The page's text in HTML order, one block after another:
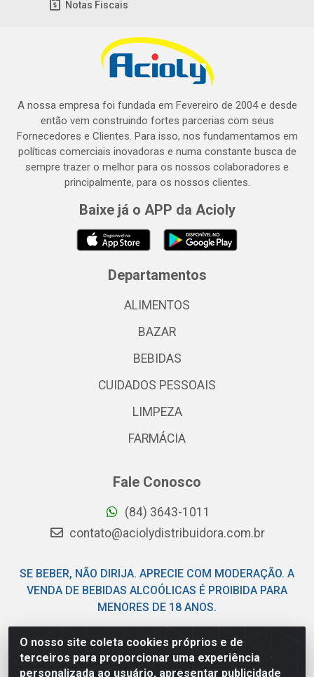
O nosso site coleta cookies próprios e de
terceiros para proporcionar uma experiência
personalizada ao usuário, apresentar publicidade
Notas Fiscais
A nossa empresa foi fundada em Fevereiro de 2004 e desde
então vem construindo fortes parcerias com seus
Fornecedores e Clientes. Para isso, nos fundamentamos em
políticas comerciais inovadoras e numa constante busca de
sempre trazer o melhor para os nossos colaboradores e
principalmente, para os nossos clientes.
Baixe já o APP da Acioly
Departamentos
ALIMENTOS
BAZAR
BEBIDAS
CUIDADOS PESSOAIS
LIMPEZA
FARMÁCIA
Fale Conosco
(84) 3643-1011
contato@aciolydistribuidora.com.br
SE BEBER, NÃO DIRIJA. APRECIE COM MODERAÇÃO. A
VENDA DE BEBIDAS ALCOÓLICAS É PROIBIDA PARA
MENORES DE 18 ANOS.
Acioly Distribuidora - Av Piloto Pereira Tim - Parque de
Exposições - Parnamirim/RN - CEP 59146-480 - CNPJ